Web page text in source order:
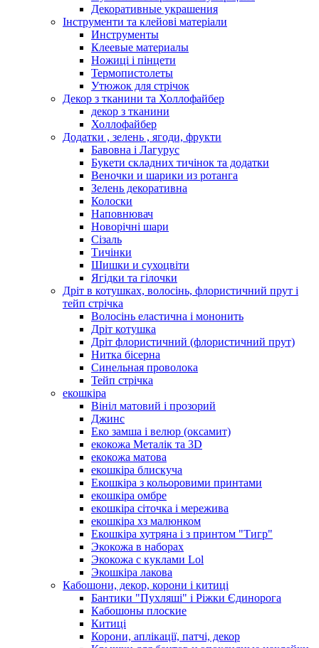
Декоративные украшения
Інструменти та клейові матеріали
Инструменты
Клеевые материалы
Ножиці і пінцети
Термопистолеты
Утюжок для стрічок
Декор з тканини та Холлофайбер
декор з тканини
Холлофайбер
Додатки , зелень , ягоди, фрукти
Бавовна і Лагурус
Букети складних тичінок та додатки
Веночки и шарики из ротанга
Зелень декоративна
Колоски
Наповнювач
Новорічні шари
Сізаль
Тичінки
Шишки и сухоцвіти
Ягідки та гілочки
Дріт в котушках, волосінь, флористичний прут і
тейп стрічка
Волосінь еластична і мононить
Дріт котушка
Дріт флористичний (флористичний прут)
Нитка бісерна
Синельная проволока
Тейп стрічка
екошкіра
Вініл матовий і прозорий
Джинс
Еко замша і велюр (оксамит)
екокожа Металік та 3D
екокожа матова
екошкіра блискуча
Екошкіра з кольоровими принтами
екошкіра омбре
екошкіра сіточка і мережива
екошкіра хз малюнком
Екошкіра хутряна і з принтом "Тигр"
Экокожа в наборах
Экокожа с куклами Lol
Экошкiра лакова
Кабошони, декор, корони і китиці
Бантики "Пухляші" і Ріжки Єдинорога
Кабошоны плоские
Китиці
Корони, аплікації, патчі, декор